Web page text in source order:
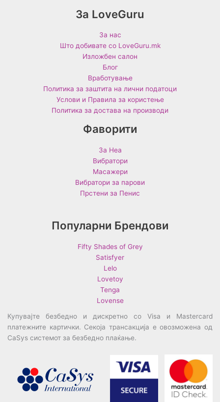
За LoveGuru
За нас
Што добивате со LoveGuru.mk
Изложбен салон
Блог
Вработување
Политика за заштита на лични податоци
Услови и Правила за користење
Политика за достава на производи
Фаворити
За Неа
Вибратори
Масажери
Вибратори за парови
Прстени за Пенис
Популарни Брендови
Fifty Shades of Grey
Satisfyer
Lelo
Lovetoy
Tenga
Lovense
Купувајте безбедно и дискретно со Visa и Mastercard
платежните картички. Секоја трансакција е овозможена од
CaSys системот за безбедно плаќање.